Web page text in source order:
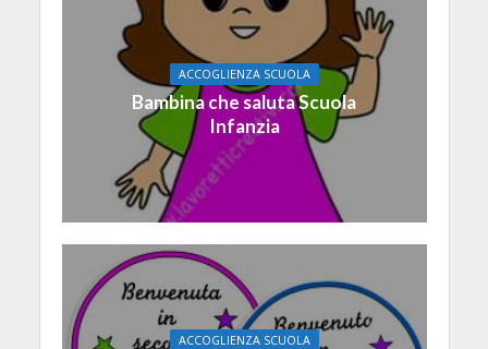
ACCOGLIENZA SCUOLA
Bambina che saluta Scuola
Infanzia
ACCOGLIENZA SCUOLA